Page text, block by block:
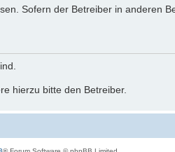
Sofern der Betreiber in anderen
hierzu bitte den Betreiber.